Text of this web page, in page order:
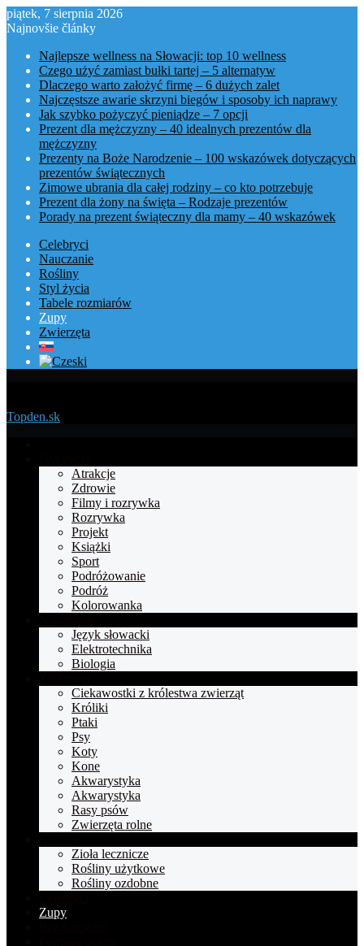
piątek, 7 sierpnia 2026
Najnovšie články
Najlepsze wellness na Słowacji: top 10 wellness
Czego użyć zamiast bułki tartej – 5 alternatyw
Dlaczego warto założyć firmę – 6 dużych zalet
Najczęstsze awarie skrzyni biegów i sposoby ich naprawy
Jak szybko pożyczyć pieniądze – 7 opcji
Prezent dla mężczyzny – 40 idealnych prezentów dla
mężczyzny
Prezenty na Boże Narodzenie – 100 wskazówek dotyczących
prezentów świątecznych
Zimowe ubrania dla całej rodziny – co kto potrzebuje
Prezent dla żony na święta – Rodzaje prezentów
Porady na prezent świąteczny dla mamy – 40 wskazówek
Celebryci
Nauczanie
Rośliny
Styl życia
Tabele rozmiarów
Zupy
Zwierzęta
Topden.sk
Atrakcje
Zdrowie
Filmy i rozrywka
Rozrywka
Projekt
Książki
Sport
Podróżowanie
Podróż
Kolorowanka
Język słowacki
Elektrotechnika
Biologia
Ciekawostki z królestwa zwierząt
Króliki
Ptaki
Psy
Koty
Kone
Akwarystyka
Akwarystyka
Rasy psów
Zwierzęta rolne
Zioła lecznicze
Rośliny użytkowe
Rośliny ozdobne
Zupy